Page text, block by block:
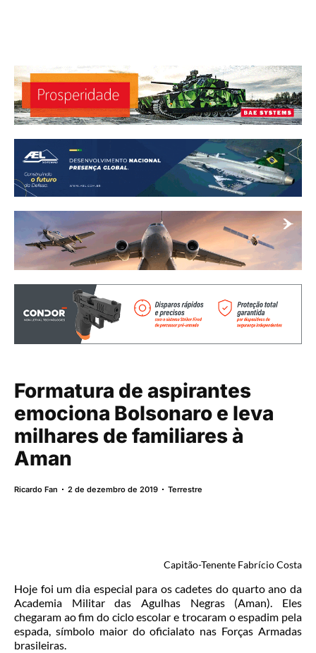
Formatura de aspirantes
emociona Bolsonaro e leva
milhares de familiares à
Aman
Ricardo Fan 2 de dezembro de 2019 Terrestre
Capitão-Tenente Fabrício Costa
Hoje foi um dia especial para os cadetes do quarto ano da
Academia Militar das Agulhas Negras (Aman). Eles
chegaram ao fim do ciclo escolar e trocaram o espadim pela
espada, símbolo maior do oficialato nas Forças Armadas
brasileiras.